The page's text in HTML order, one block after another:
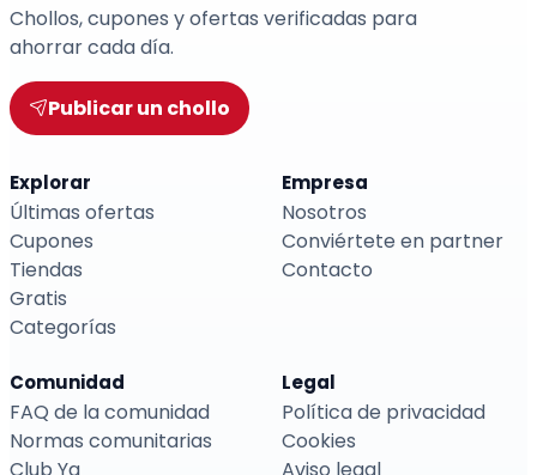
Chollos, cupones y ofertas verificadas para
ahorrar cada día.
Publicar un chollo
Explorar
Últimas ofertas
Cupones
Tiendas
Gratis
Categorías
Empresa
Nosotros
Conviértete en partner
Contacto
Comunidad
FAQ de la comunidad
Normas comunitarias
Club Ya
Legal
Política de privacidad
Cookies
Aviso legal